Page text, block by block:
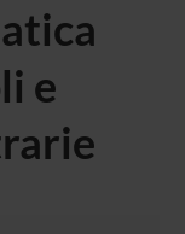
e